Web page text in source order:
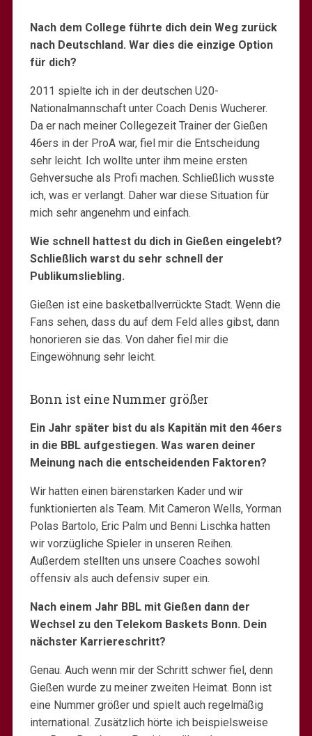
Nach dem College führte dich dein Weg zurück
nach Deutschland. War dies die einzige Option
für dich?
2011 spielte ich in der deutschen U20-
Nationalmannschaft unter Coach Denis Wucherer.
Da er nach meiner Collegezeit Trainer der Gießen
46ers in der ProA war, fiel mir die Entscheidung
sehr leicht. Ich wollte unter ihm meine ersten
Gehversuche als Profi machen. Schließlich wusste
ich, was er verlangt. Daher war diese Situation für
mich sehr angenehm und einfach.
Wie schnell hattest du dich in Gießen eingelebt?
Schließlich warst du sehr schnell der
Publikumsliebling.
Gießen ist eine basketballverrückte Stadt. Wenn die
Fans sehen, dass du auf dem Feld alles gibst, dann
honorieren sie das. Von daher fiel mir die
Eingewöhnung sehr leicht.
Bonn ist eine Nummer größer
Ein Jahr später bist du als Kapitän mit den 46ers
in die BBL aufgestiegen. Was waren deiner
Meinung nach die entscheidenden Faktoren?
Wir hatten einen bärenstarken Kader und wir
funktionierten als Team. Mit Cameron Wells, Yorman
Polas Bartolo, Eric Palm und Benni Lischka hatten
wir vorzügliche Spieler in unseren Reihen.
Außerdem stellten uns unsere Coaches sowohl
offensiv als auch defensiv super ein.
Nach einem Jahr BBL mit Gießen dann der
Wechsel zu den Telekom Baskets Bonn. Dein
nächster Karriereschritt?
Genau. Auch wenn mir der Schritt schwer fiel, denn
Gießen wurde zu meiner zweiten Heimat. Bonn ist
eine Nummer größer und spielt auch regelmäßig
international. Zusätzlich hörte ich beispielsweise